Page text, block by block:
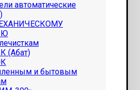
автоматические
(Абат)
и бытовым